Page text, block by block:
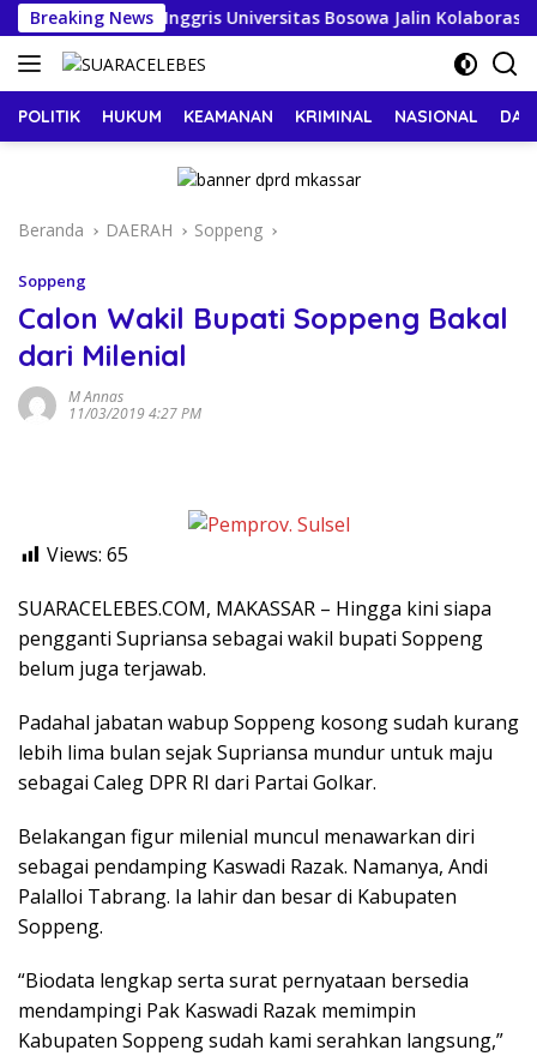
Langsung
ke
konten
Breaking News
Bahasa Inggris Universitas Bosowa Jalin Kolaborasi
POLITIK HUKUM KEAMANAN KRIMINAL NASIONAL
Beranda DAERAH Soppeng
Soppeng
Calon Wakil Bupati Soppeng Bakal
dari Milenial
M Annas
11/03/2019 4:27 PM
Views: 65
SUARACELEBES.COM, MAKASSAR – Hingga kini siapa
pengganti Supriansa sebagai wakil bupati Soppeng
belum juga terjawab.
Padahal jabatan wabup Soppeng kosong sudah kurang
lebih lima bulan sejak Supriansa mundur untuk maju
sebagai Caleg DPR RI dari Partai Golkar.
Belakangan figur milenial muncul menawarkan diri
sebagai pendamping Kaswadi Razak. Namanya, Andi
Palalloi Tabrang. Ia lahir dan besar di Kabupaten
Soppeng.
“Biodata lengkap serta surat pernyataan bersedia
mendampingi Pak Kaswadi Razak memimpin
Kabupaten Soppeng sudah kami serahkan langsung,”